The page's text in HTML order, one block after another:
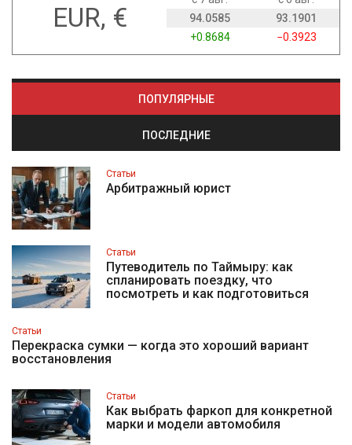
EUR, €
94.0585
93.1901
+0.8684
−0.3923
ПОПУЛЯРНЫЕ
ПОСЛЕДНИЕ
Статьи
Арбитражный юрист
Статьи
Путеводитель по Таймыру: как
спланировать поездку, что
посмотреть и как подготовиться
Статьи
Перекраска сумки — когда это хороший вариант
восстановления
Статьи
Как выбрать фаркоп для конкретной
марки и модели автомобиля